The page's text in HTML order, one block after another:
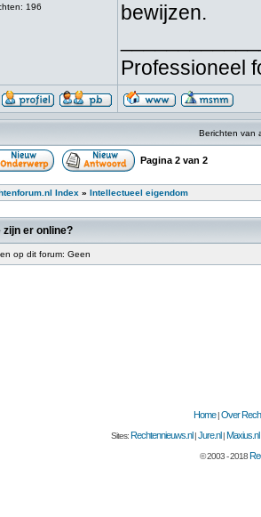
196
bewijzen.
Professioneel
Berichten van
Pagina 2 van 2
Index » Intellectueel eigendom
zijn er online?
op dit forum: Geen
Home|Over
Sites:Rechtennieuws.nl |Jure.nl |Maxius.nl
© 2003 - 2018